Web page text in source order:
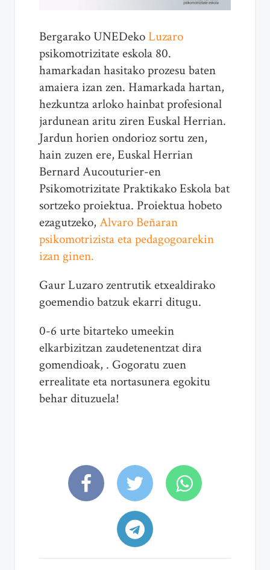
Bergarako UNEDekoLuzaro
psikomotrizitate eskola 80.
hamarkadan hasitako prozesu baten
amaiera izan zen. Hamarkada hartan,
hezkuntza arloko hainbat profesional
jardunean aritu ziren Euskal Herrian.
Jardun horien ondorioz sortu zen,
hain zuzen ere, Euskal Herrian
Bernard Aucouturier-en
Psikomotrizitate Praktikako Eskola bat
sortzeko proiektua. Proiektua hobeto
ezagutzeko, Alvaro Beñaran
psikomotrizista eta pedagogoarekin
izan ginen.
Gaur Luzaro zentrutik etxealdirako
goemendio batzuk ekarri ditugu.
0-6 urte bitarteko umeekin
elkarbizitzan zaudetenentzat dira
gomendioak, . Gogoratu zuen
errealitate eta nortasunera egokitu
behar dituzuela!